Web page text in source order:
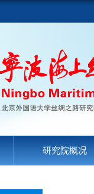
研究院概况